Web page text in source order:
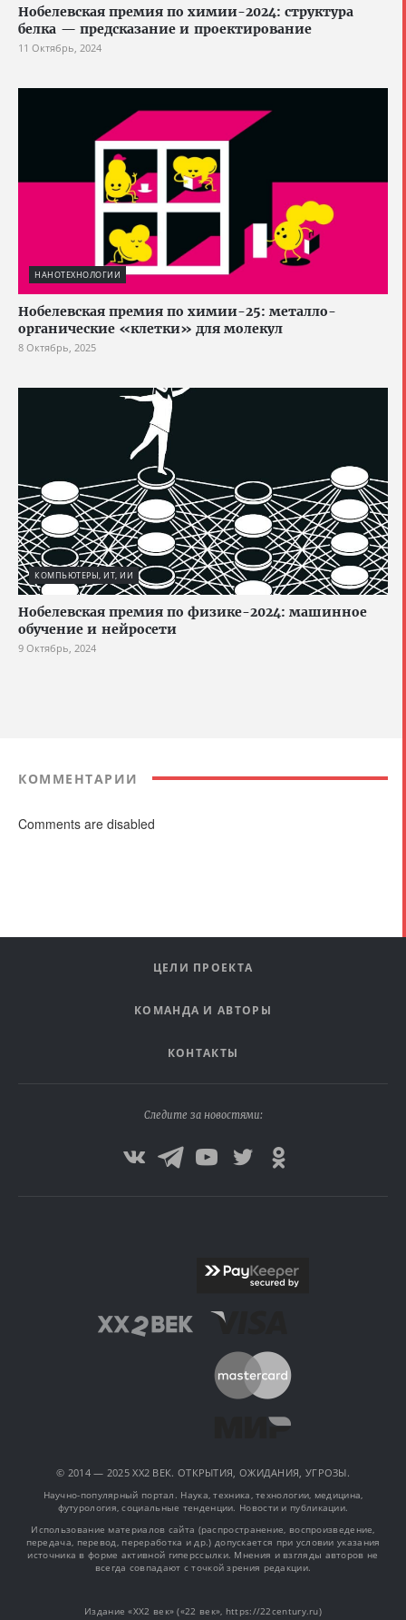
Нобелевская премия по химии-2024: структура
белка — предсказание и проектирование
11 Октябрь, 2024
НАНОТЕХНОЛОГИИ
Нобелевская премия по химии-25: металло-
органические «клетки» для молекул
8 Октябрь, 2025
КОМПЬЮТЕРЫ, ИТ, ИИ
Нобелевская премия по физике-2024: машинное
обучение и нейросети
9 Октябрь, 2024
КОММЕНТАРИИ
Comments are disabled
ЦЕЛИ ПРОЕКТА
КОМАНДА И АВТОРЫ
КОНТАКТЫ
Следите за новостями:
© 2014 — 2025 XX2 ВЕК. ОТКРЫТИЯ, ОЖИДАНИЯ, УГРОЗЫ.
Научно-популярный портал. Наука, техника, технологии, медицина,
футурология, социальные тенденции. Новости и публикации.
Использование материалов сайта (распространение, воспроизведение,
передача, перевод, переработка и др.) допускается при условии указания
источника в форме активной гиперссылки. Мнения и взгляды авторов не
всегда совпадают с точкой зрения редакции.
Издание «XX2 век» («22 век», https://22century.ru)